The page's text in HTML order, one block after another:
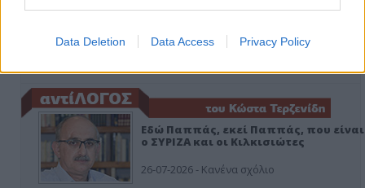
Data Deletion Data Access Privacy Policy
ΑΠΟΨΕΙΣ
Εδώ Παππάς, εκεί Παππάς, που είναι
ο ΣΥΡΙΖΑ και οι Κιλκισιώτες
26-07-2026 - Κανένα σχόλιο